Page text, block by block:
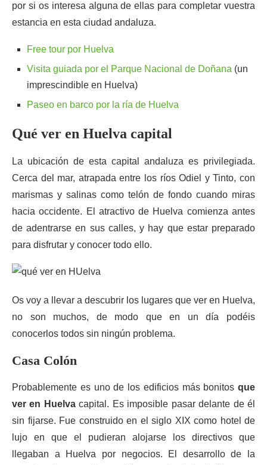
por si os interesa alguna de ellas para completar vuestra
estancia en esta ciudad andaluza.
Free tour por Huelva
Visita guiada por el Parque Nacional de Doñana (un
imprescindible en Huelva)
Paseo en barco por la ría de Huelva
Qué ver en Huelva capital
La ubicación de esta capital andaluza es privilegiada.
Cerca del mar, atrapada entre los ríos Odiel y Tinto, con
marismas y salinas como telón de fondo cuando miras
hacia occidente. El atractivo de Huelva comienza antes
de adentrarse en sus calles, y hay que estar preparado
para disfrutar y conocer todo ello.
Os voy a llevar a descubrir los lugares que ver en Huelva,
no son muchos, de modo que en un día podéis
conocerlos todos sin ningún problema.
Casa Colón
Probablemente es uno de los edificios más bonitos que
ver en Huelvacapital. Es imposible pasar delante de él
sin fijarse. Fue construido en el siglo XIX como hotel de
lujo en que el pudieran alojarse los directivos que
llegaban a Huelva por negocios. El desarrollo de la